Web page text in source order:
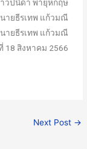
วปนิดา พายุหกฤษ
ายธีรเทพ แก้วมณี
นายธีรเทพ แก้วมณี
18 สิงหาคม 2566
Next Post →